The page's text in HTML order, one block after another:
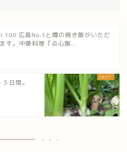
広島No.1と噂の焼き飯がいただ
す。中華料理『点心飯...
日間。